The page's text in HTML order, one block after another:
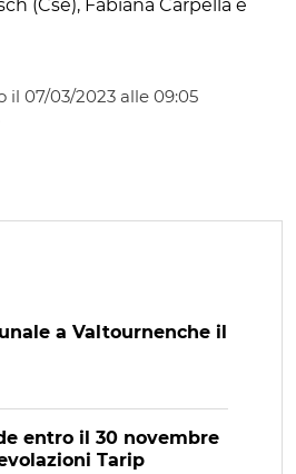
(Cse), Fabiana Carpella e
07/03/2023 alle 09:05
a Valtournenche il
entro il 30 novembre
Tarip